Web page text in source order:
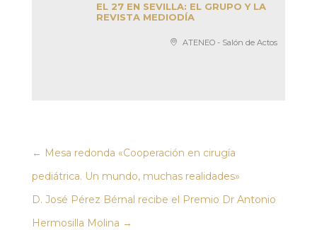
EL 27 EN SEVILLA: EL GRUPO Y LA
REVISTA MEDIODÍA
ATENEO - Salón de Actos
← Mesa redonda «Cooperación en cirugía
pediátrica. Un mundo, muchas realidades»
D. José Pérez Bérnal recibe el Premio Dr Antonio
Hermosilla Molina →